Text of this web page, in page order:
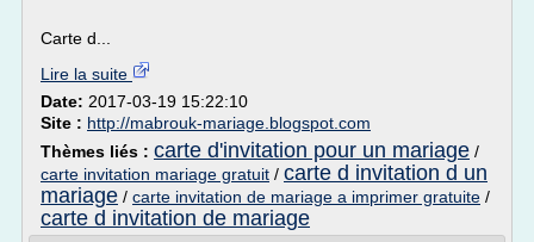
Carte d...
Lire la suite
Date: 2017-03-19 15:22:10
Site : http://mabrouk-mariage.blogspot.com
Thèmes liés : carte d'invitation pour un mariage /
carte invitation mariage gratuit / carte d invitation d un
mariage / carte invitation de mariage a imprimer gratuite /
carte d invitation de mariage